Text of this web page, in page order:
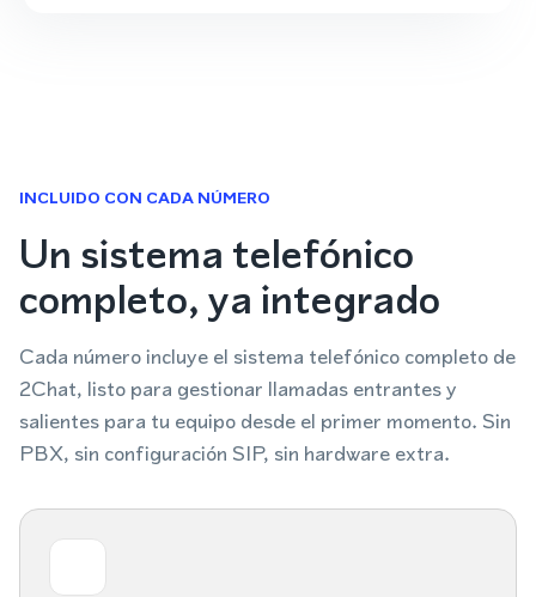
INCLUIDO CON CADA NÚMERO
Un sistema telefónico
completo, ya integrado
Cada número incluye el sistema telefónico completo de
2Chat, listo para gestionar llamadas entrantes y
salientes para tu equipo desde el primer momento. Sin
PBX, sin configuración SIP, sin hardware extra.